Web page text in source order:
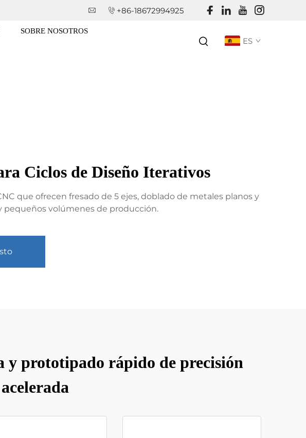
+86-18672994925
SOBRE NOSOTROS
ES
Ciclos de Diseño Iterativos
que ofrecen fresado de 5 ejes, doblado de metales planos y
volúmenes de producción.
y prototipado rápido de precisión